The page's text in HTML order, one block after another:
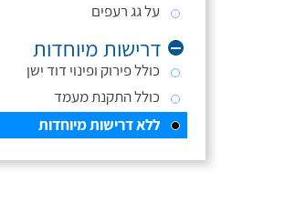
על גג רעפים
דרישות מיוחדות
כולל פירוק ופינוי דוד ישן
כולל התקנת מעמד
ללא דרישות מיוחדות